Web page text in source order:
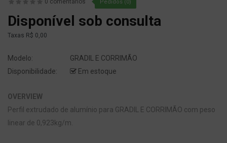
0 comentários Pedidos (0)
Disponível sob consulta
Taxas R$ 0,00
Modelo:
GRADIL E CORRIMÃO
Disponibilidade:
Em estoque
OVERVIEW
Perfil extrudado de alumínio para GRADIL E CORRIMÃO com peso
linear de 0,923kg/m.